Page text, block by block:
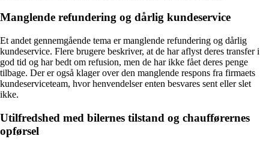
Manglende refundering og dårlig kundeservice
Et andet gennemgående tema er manglende refundering og dårlig
kundeservice. Flere brugere beskriver, at de har aflyst deres transfer i
god tid og har bedt om refusion, men de har ikke fået deres penge
tilbage. Der er også klager over den manglende respons fra firmaets
kundeserviceteam, hvor henvendelser enten besvares sent eller slet
ikke.
Utilfredshed med bilernes tilstand og chaufførernes
opførsel